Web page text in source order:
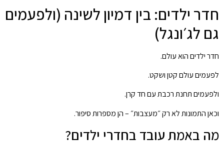
חדר ילדים: בין דמיון לשינה (ולפעמים
גם לג׳ונגל)
חדר ילדים הוא עולם.
לפעמים עולם קטן ושקט.
ולפעמים תחנת רכבת עם חד קרן.
וכאן התמונות לא רק ״מעצבות״ – הן מספרות סיפור.
מה באמת עובד בחדרי ילדים?